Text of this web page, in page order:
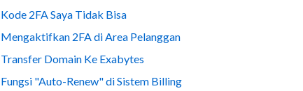
Kode 2FA Saya Tidak Bisa
Mengaktifkan 2FA di Area Pelanggan
Transfer Domain Ke Exabytes
Fungsi "Auto-Renew" di Sistem Billing